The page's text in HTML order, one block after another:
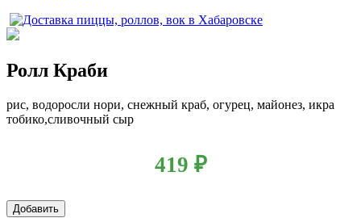
Ролл Краби
рис, водоросли нори, снежный краб, огурец, майонез, икра
тобико,сливочный сыр
419 ₽
Добавить